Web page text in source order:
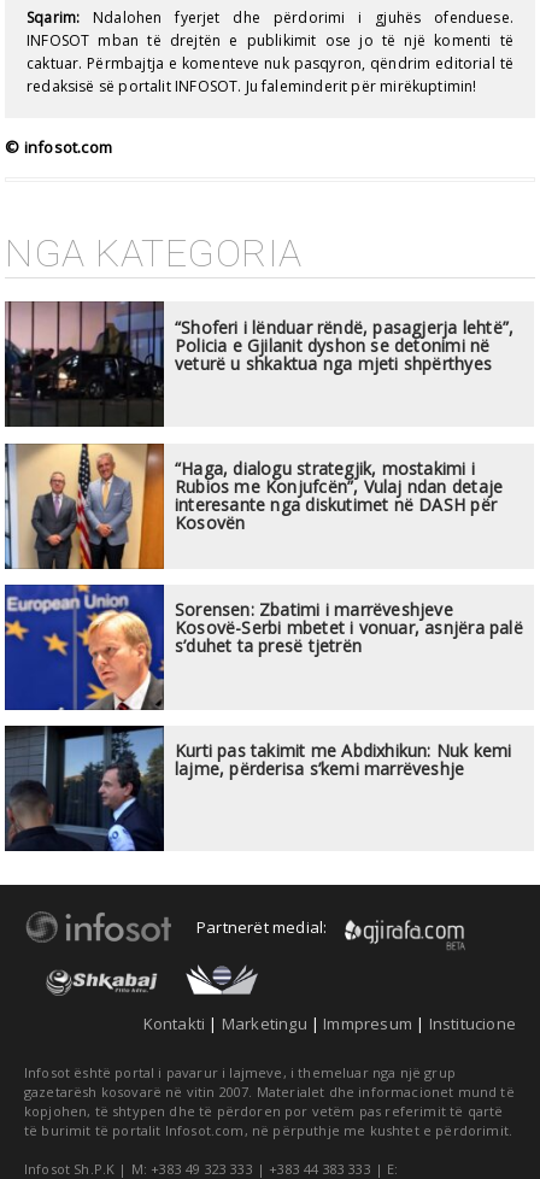
Sqarim: Ndalohen fyerjet dhe përdorimi i gjuhës ofenduese.
INFOSOT mban të drejtën e publikimit ose jo të një komenti të
caktuar. Përmbajtja e komenteve nuk pasqyron, qëndrim editorial të
redaksisë së portalit INFOSOT. Ju faleminderit për mirëkuptimin!
© infosot.com
NGA KATEGORIA
“Shoferi i lënduar rëndë, pasagjerja lehtë”,
Policia e Gjilanit dyshon se detonimi në
veturë u shkaktua nga mjeti shpërthyes
“Haga, dialogu strategjik, mostakimi i
Rubios me Konjufcën”, Vulaj ndan detaje
interesante nga diskutimet në DASH për
Kosovën
Sorensen: Zbatimi i marrëveshjeve
Kosovë-Serbi mbetet i vonuar, asnjëra palë
s’duhet ta presë tjetrën
Kurti pas takimit me Abdixhikun: Nuk kemi
lajme, përderisa s’kemi marrëveshje
Partnerët medial:
Kontakti | Marketingu | Immpresum | Institucione
Infosot është portal i pavarur i lajmeve, i themeluar nga një grup
gazetarësh kosovarë në vitin 2007. Materialet dhe informacionet mund të
kopjohen, të shtypen dhe të përdoren por vetëm pas referimit të qartë
të burimit të portalit Infosot.com, në përputhje me kushtet e përdorimit.
Infosot Sh.P.K | M: +383 49 323 333 | +383 44 383 333 | E: